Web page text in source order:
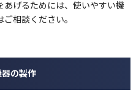
げるためには、使いやすい機
相談ください。
の製作